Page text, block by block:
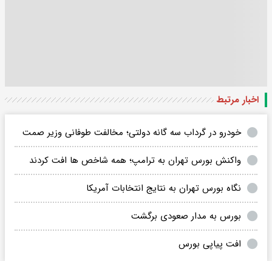
اخبار مرتبط
خودرو در گرداب سه گانه دولتی؛ مخالفت طوفانی وزیر صمت
واکنش بورس تهران به ترامپ؛ همه شاخص ها افت کردند
نگاه بورس تهران به نتایج انتخابات آمریکا
بورس به مدار صعودی برگشت
افت پیاپی بورس